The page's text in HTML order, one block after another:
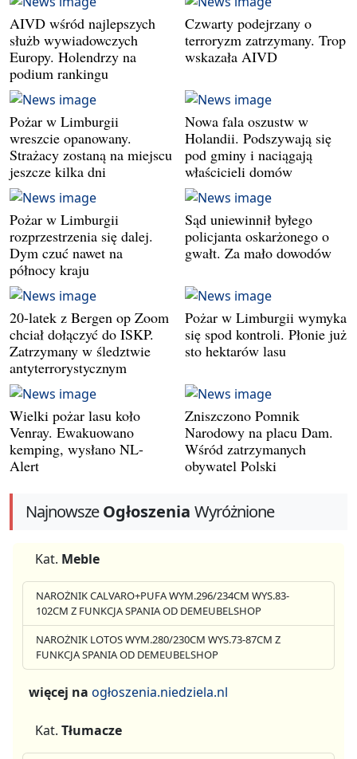
AIVD wśród najlepszych
służb wywiadowczych
Europy. Holendrzy na
podium rankingu
Czwarty podejrzany o
terroryzm zatrzymany. Trop
wskazała AIVD
Pożar w Limburgii
wreszcie opanowany.
Strażacy zostaną na miejscu
jeszcze kilka dni
Nowa fala oszustw w
Holandii. Podszywają się
pod gminy i naciągają
właścicieli domów
Pożar w Limburgii
rozprzestrzenia się dalej.
Dym czuć nawet na
północy kraju
Sąd uniewinnił byłego
policjanta oskarżonego o
gwałt. Za mało dowodów
20-latek z Bergen op Zoom
chciał dołączyć do ISKP.
Zatrzymany w śledztwie
antyterrorystycznym
Pożar w Limburgii wymyka
się spod kontroli. Płonie już
sto hektarów lasu
Wielki pożar lasu koło
Venray. Ewakuowano
kemping, wysłano NL-
Alert
Zniszczono Pomnik
Narodowy na placu Dam.
Wśród zatrzymanych
obywatel Polski
NajnowszeOgłoszenia Wyróżnione
Kat. Meble
NAROŻNIK CALVARO+PUFA WYM.296/234CM WYS.83-
102CM Z FUNKCJA SPANIA OD DEMEUBELSHOP
NAROŻNIK LOTOS WYM.280/230CM WYS.73-87CM Z
FUNKCJA SPANIA OD DEMEUBELSHOP
więcej na ogłoszenia.niedziela.nl
Kat. Tłumacze